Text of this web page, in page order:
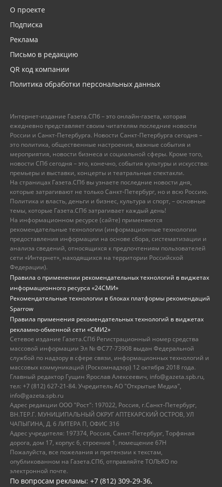
О проекте
Подписка
Реклама
Письмо в редакцию
QR код компании
Политика обработки персональных данных
Интернет-издание Газета.СПб – это онлайн-газета, которая
ежедневно представляет своим читателям последние новости
России и Санкт-Петербурга. Новости Санкт-Петербурга сегодня –
это политика, общественные настроения, важные события и
мероприятия, новости бизнеса и социальной сферы. Кроме того,
новости СПб сегодня – это, конечно, события культуры и искусства:
премьеры и выставки, концерты и театральные спектакли.
На страницах Газета.СПб вы узнаете последние новости дня,
которые затрагивают не только Санкт-Петербург, но и всю Россию.
Политика и власть, деньги и бизнес, культура и спорт, – основные
темы, которые Газета.СПб затрагивает каждый день!
На информационном ресурсе (сайте) применяются
рекомендательные технологии (информационные технологии
предоставления информации на основе сбора, систематизации и
анализа сведений, относящихся к предпочтениям пользователей
сети «Интернет», находящихся на территории Российской
Федерации).
Правила о применении рекомендательных технологий в виджетах
информационного ресурса «24СМИ»
Рекомендательные технологии в блоках платформы рекомендаций
Sparrow
Правила применения рекомендательных технологий в виджетах
рекламно-обменной сети «СМИ2»
Сетевое издание Газета.СПб Регистрационный номер средства
массовой информации Эл № ФС77-73908 выдан Федеральной
службой по надзору в сфере связи, информационных технологий и
массовых коммуникаций (Роскомнадзор) 12 октября 2018 года.
Главный редактор Гущин Ярослав Алексеевич, info@gazeta.spb.ru,
тел: +7 (812) 627-21-84. Учредитель АО "Открытые Медиа",
info@gazeta.spb.ru
Адрес редакции ООО "Рост": 197022, Россия, г.Санкт-Петербург,
ВН.ТЕР.Г. МУНИЦИПАЛЬНЫЙ ОКРУГ АПТЕКАРСКИЙ ОСТРОВ, УЛ
ЧАПЫГИНА, Д. 6 ЛИТЕРА П, ОФИС 316
Адрес учредителя: 197374, Россия, Санкт-Петербург, Торфяная
дорога, дом 17, корпус 6, строение 1, помещение 67Н
Пожалуйста, все пожелания и претензии к текстам,
опубликованном на Газета.СПб, отправляйте ТОЛЬКО по
электронной почте.
По вопросам рекламы: +7 (812) 309-29-36,